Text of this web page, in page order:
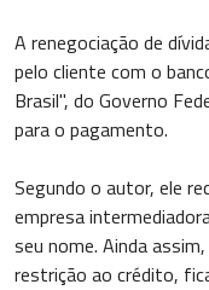
A renegociação de
pelo cliente com o
Brasil", do Governo
para o pagamento.
Segundo o autor, ele
empresa
seu nome. Ainda
restrição ao crédito,